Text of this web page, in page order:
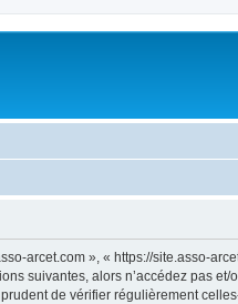
arcet.com », « https://site.asso-
suivantes, alors n’accédez pas
de vérifier régulièrement